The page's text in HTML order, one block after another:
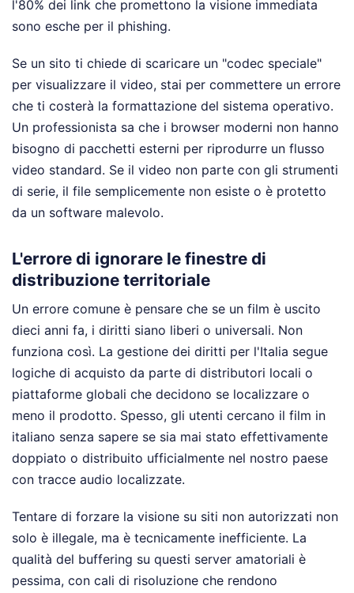
l'80% dei link che promettono la visione immediata
sono esche per il phishing.
Se un sito ti chiede di scaricare un "codec speciale"
per visualizzare il video, stai per commettere un errore
che ti costerà la formattazione del sistema operativo.
Un professionista sa che i browser moderni non hanno
bisogno di pacchetti esterni per riprodurre un flusso
video standard. Se il video non parte con gli strumenti
di serie, il file semplicemente non esiste o è protetto
da un software malevolo.
L'errore di ignorare le finestre di
distribuzione territoriale
Un errore comune è pensare che se un film è uscito
dieci anni fa, i diritti siano liberi o universali. Non
funziona così. La gestione dei diritti per l'Italia segue
logiche di acquisto da parte di distributori locali o
piattaforme globali che decidono se localizzare o
meno il prodotto. Spesso, gli utenti cercano il film in
italiano senza sapere se sia mai stato effettivamente
doppiato o distribuito ufficialmente nel nostro paese
con tracce audio localizzate.
Tentare di forzare la visione su siti non autorizzati non
solo è illegale, ma è tecnicamente inefficiente. La
qualità del buffering su questi server amatoriali è
pessima, con cali di risoluzione che rendono